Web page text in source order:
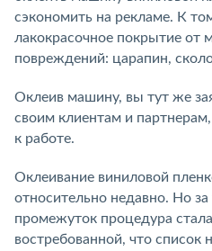
сэкономить на рекламе. К
лакокрасочное покрытие от
повреждений: царапин,
Оклеив машину, вы тут же
своим клиентам и
к работе.
Оклеивание виниловой
относительно недавно. Но за
промежуток процедура
востребованной, что список